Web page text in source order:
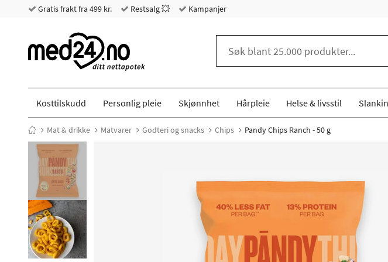
Gratis frakt fra 499 kr. Restsalg 💥 Kampanjer
Kosttilskudd Personlig pleie Skjønnhet Hårpleie Helse & livsstil
Mat & drikke Matvarer Godteri og snacks Chips Pandy Chips Ranch - 50 g